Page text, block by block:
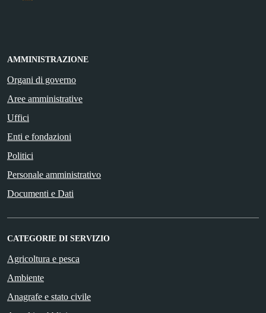
AMMINISTRAZIONE
Organi di governo
Aree amministrative
Uffici
Enti e fondazioni
Politici
Personale amministrativo
Documenti e Dati
CATEGORIE DI SERVIZIO
Agricoltura e pesca
Ambiente
Anagrafe e stato civile